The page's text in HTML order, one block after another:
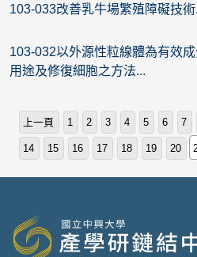
103-033改善乳牛場繁殖障礙技術
103-032以外源性粒線體為有效
用途及修復細胞之方法...
上一頁 1 2 3 4 5 6 7
14 15 16 17 18 19 20